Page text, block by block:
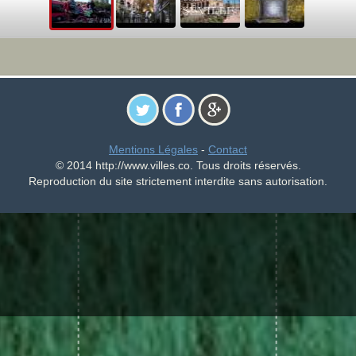
Mentions Légales - Contact
© 2014 http://www.villes.co. Tous droits réservés.
Reproduction du site strictement interdite sans autorisation.